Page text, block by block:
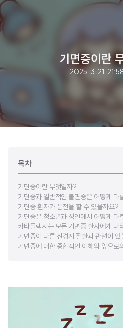
기면증이란
2025. 3. 21. 21:58
목차
기면증이란 무엇일까?
기면증과 일반적인 불면증은 어떻게 다
기면증 환자가 운전을 할 수 있을까요?
기면증은 청소년과 성인에서 어떻게 다
카타플렉시는 모든 기면증 환자에게 나
기면증이 다른 신경계 질환과 관련이
기면증에 대한 종합적인 이해와 앞으로